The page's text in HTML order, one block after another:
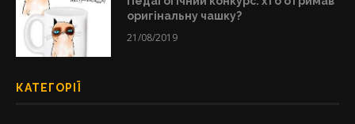
оригінальну чашку?
21/08/2019
КАТЕГОРІЇ